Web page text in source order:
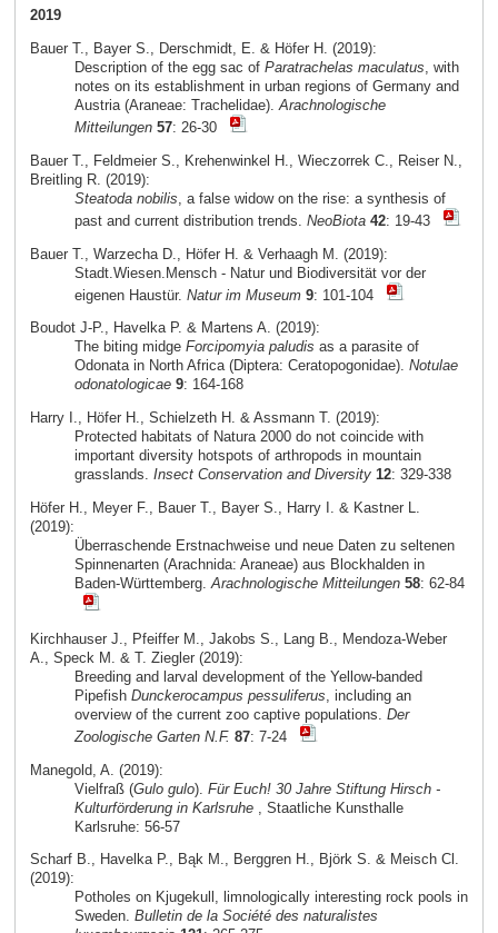
2019
Bauer T., Bayer S., Derschmidt, E. & Höfer H. (2019):
Description of the egg sac of Paratrachelas maculatus , with
notes on its establishment in urban regions of Germany and
Austria (Araneae: Trachelidae). Arachnologische
Mitteilungen 57: 26-30
Bauer T., Feldmeier S., Krehenwinkel H., Wieczorrek C., Reiser N.,
Breitling R. (2019):
Steatoda nobilis , a false widow on the rise: a synthesis of
past and current distribution trends. NeoBiota 42: 19-43
Bauer T., Warzecha D., Höfer H. & Verhaagh M. (2019):
Stadt.Wiesen.Mensch - Natur und Biodiversität vor der
eigenen Haustür. Natur im Museum 9: 101-104
Boudot J-P., Havelka P. & Martens A. (2019):
The biting midge Forcipomyia paludis as a parasite of
Odonata in North Africa (Diptera: Ceratopogonidae). Notulae
odonatologicae 9: 164-168
Harry I., Höfer H., Schielzeth H. & Assmann T. (2019):
Protected habitats of Natura 2000 do not coincide with
important diversity hotspots of arthropods in mountain
grasslands. Insect Conservation and Diversity 12: 329-338
Höfer H., Meyer F., Bauer T., Bayer S., Harry I. & Kastner L.
(2019):
Überraschende Erstnachweise und neue Daten zu seltenen
Spinnenarten (Arachnida: Araneae) aus Blockhalden in
Baden-Württemberg. Arachnologische Mitteilungen 58: 62-84
Kirchhauser J., Pfeiffer M., Jakobs S., Lang B., Mendoza-Weber
A., Speck M. & T. Ziegler (2019):
Breeding and larval development of the Yellow-banded
Pipefish Dunckerocampus pessuliferus , including an
overview of the current zoo captive populations. Der
Zoologische Garten N.F. 87: 7-24
Manegold, A. (2019):
Vielfraß (Gulo gulo). Für Euch! 30 Jahre Stiftung Hirsch -
Kulturförderung in Karlsruhe, Staatliche Kunsthalle
Karlsruhe: 56-57
Scharf B., Havelka P., Bąk M., Berggren H., Björk S. & Meisch Cl.
(2019):
Potholes on Kjugekull, limnologically interesting rock pools in
Sweden. Bulletin de la Société des naturalistes